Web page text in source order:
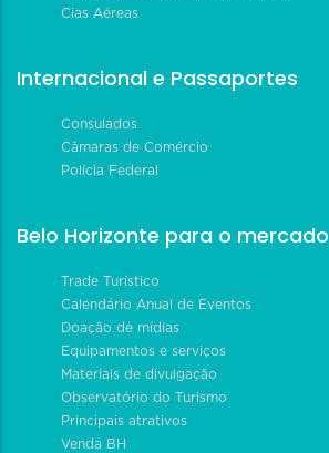
Cias Aéreas
Internacional e Passaportes
Consulados
Câmaras de Comércio
Polícia Federal
Belo Horizonte para o mercado
Trade Turístico
Calendário Anual de Eventos
Doação de mídias
Equipamentos e serviços
Materiais de divulgação
Observatório do Turismo
Principais atrativos
Venda BH